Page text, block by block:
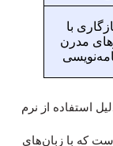
با
مدرن
استفاده از نرم
که با زبان‌های